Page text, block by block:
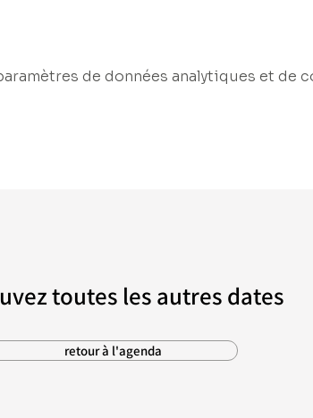
de données analytiques et de
toutes les autres dates
retour à l'agenda